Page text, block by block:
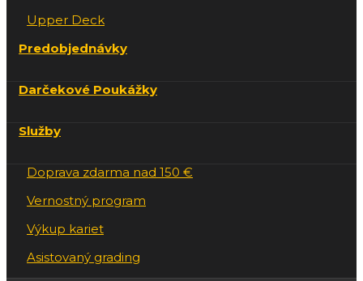
Upper Deck
Predobjednávky
Darčekové Poukážky
Služby
Doprava zdarma nad 150 €
Vernostný program
Výkup kariet
Asistovaný grading